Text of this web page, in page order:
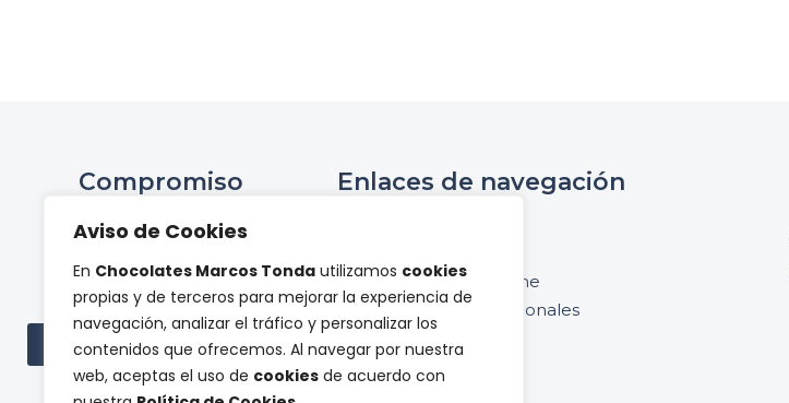
Aviso de Cookies
En Chocolates Marcos Tonda utilizamos cookies
propias y de terceros para mejorar la experiencia de
navegación, analizar el tráfico y personalizar los
contenidos que ofrecemos. Al navegar por nuestra
web, aceptas el uso de cookies de acuerdo con
Compromiso
Proyectos de
investigación
Ver todas las subvenciones
Enlaces de navegación
Tienda online
Panel de profesionales